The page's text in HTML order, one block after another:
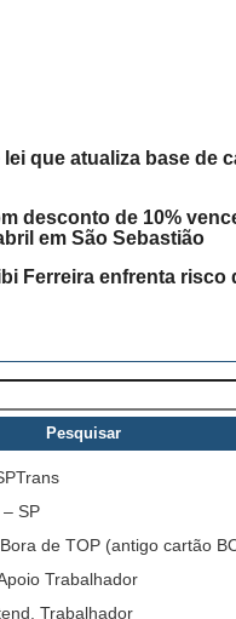
que atualiza base de
desconto de 10%
em São Sebastião
Ferreira enfrenta risco
SP
de TOP (antigo cartão
Trabalhador
Trabalhador